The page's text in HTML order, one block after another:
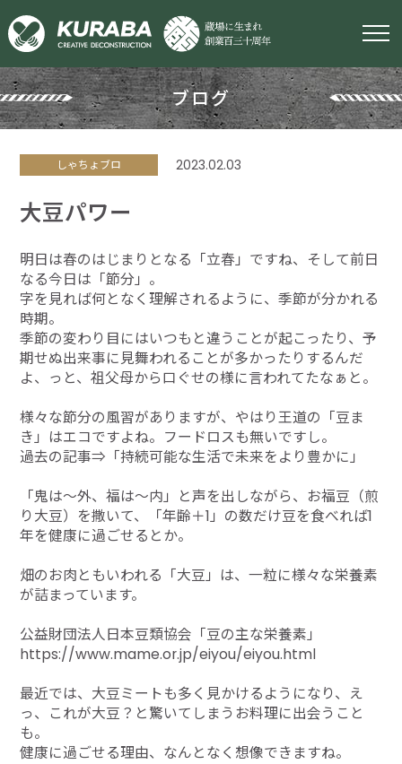
ブログ
しゃちょブロ 2023.02.03
大豆パワー
明日は春のはじまりとなる「立春」ですね、そして前日
なる今日は「節分」。
字を見れば何となく理解されるように、季節が分かれる
時期。
季節の変わり目にはいつもと違うことが起こったり、予
期せぬ出来事に見舞われることが多かったりするんだ
よ、っと、祖父母から口ぐせの様に言われてたなぁと。
様々な節分の風習がありますが、やはり王道の「豆ま
き」はエコですよね。フードロスも無いですし。
過去の記事⇒「持続可能な生活で未来をより豊かに」
「鬼は～外、福は～内」と声を出しながら、お福豆（煎
り大豆）を撒いて、「年齢＋1」の数だけ豆を食べれば1
年を健康に過ごせるとか。
畑のお肉ともいわれる「大豆」は、一粒に様々な栄養素
が詰まっています。
公益財団法人日本豆類協会「豆の主な栄養素」
https://www.mame.or.jp/eiyou/eiyou.html
最近では、大豆ミートも多く見かけるようになり、え
っ、これが大豆？と驚いてしまうお料理に出会うこと
も。
健康に過ごせる理由、なんとなく想像できますね。